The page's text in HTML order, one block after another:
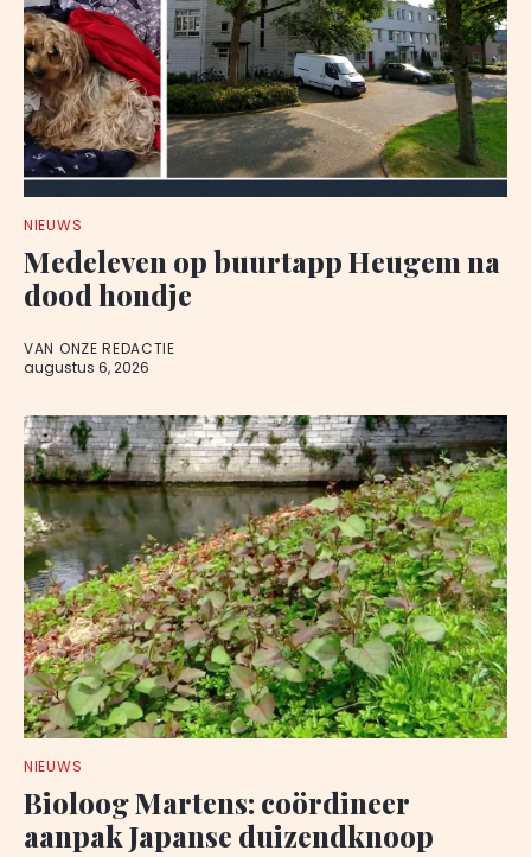
NIEUWS
Medeleven op buurtapp Heugem na
dood hondje
VAN ONZE REDACTIE
augustus 6, 2026
NIEUWS
Bioloog Martens: coördineer
aanpak Japanse duizendknoop